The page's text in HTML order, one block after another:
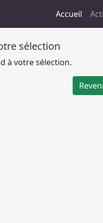
Accueil
sélection
à votre sélection.